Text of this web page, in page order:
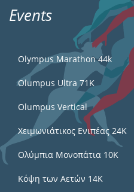
Events
Olympus Marathon 44k
Olumpus Ultra 71K
Olumpus Vertical
Χειμωνιάτικος Ενιπέας 24Κ
Ολύμπια Μονοπάτια 10Κ
Κόψη των Αετών 14Κ